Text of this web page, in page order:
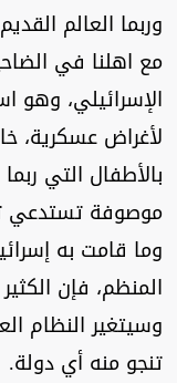
وربما العالم
مع اهلنا في
الإسرائيلي، وهو
لأغراض عسكرية،
بالأطفال التي
موصوفة تستدعي
وما قامت به
المنظم، فإن
وسيتغير النظام
تنجو منه أي دولة.